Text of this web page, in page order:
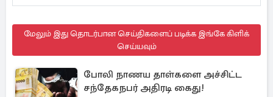
மேலும் இது தொடர்பான செய்திகளைப் படிக்க இங்கே கிளிக்
செய்யவும்
போலி நாணய தாள்களை அச்சிட்ட
சந்தேகநபர் அதிரடி கைது!